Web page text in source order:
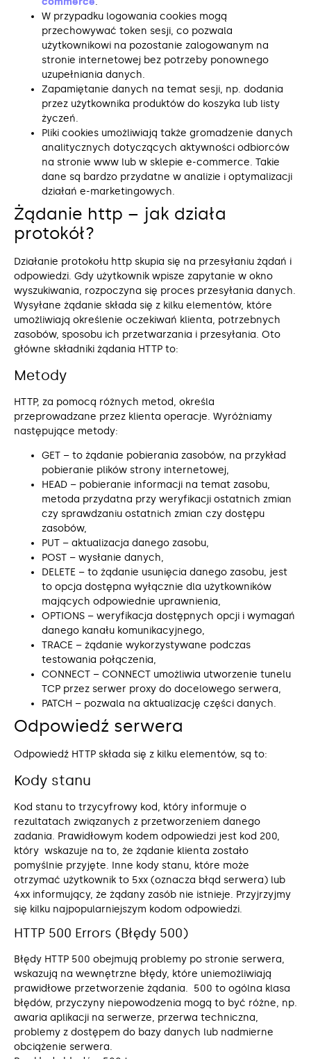
W przypadku logowania cookies mogą
przechowywać token sesji, co pozwala
użytkownikowi na pozostanie zalogowanym na
stronie internetowej bez potrzeby ponownego
uzupełniania danych.
Zapamiętanie danych na temat sesji, np. dodania
przez użytkownika produktów do koszyka lub listy
życzeń.
Pliki cookies umożliwiają także gromadzenie danych
analitycznych dotyczących aktywności odbiorców
na stronie www lub w sklepie e-commerce. Takie
dane są bardzo przydatne w analizie i optymalizacji
działań e-marketingowych.
Żądanie http – jak działa
protokół?
Działanie protokołu http skupia się na przesyłaniu żądań i
odpowiedzi. Gdy użytkownik wpisze zapytanie w okno
wyszukiwania, rozpoczyna się proces przesyłania danych.
Wysyłane żądanie składa się z kilku elementów, które
umożliwiają określenie oczekiwań klienta, potrzebnych
zasobów, sposobu ich przetwarzania i przesyłania. Oto
główne składniki żądania HTTP to:
Metody
HTTP, za pomocą różnych metod, określa
przeprowadzane przez klienta operacje. Wyróżniamy
następujące metody:
GET – to żądanie pobierania zasobów, na przykład
pobieranie plików strony internetowej,
HEAD – pobieranie informacji na temat zasobu,
metoda przydatna przy weryfikacji ostatnich zmian
czy sprawdzaniu ostatnich zmian czy dostępu
zasobów,
PUT – aktualizacja danego zasobu,
POST – wysłanie danych,
DELETE – to żądanie usunięcia danego zasobu, jest
to opcja dostępna wyłącznie dla użytkowników
mających odpowiednie uprawnienia,
OPTIONS – weryfikacja dostępnych opcji i wymagań
danego kanału komunikacyjnego,
TRACE – żądanie wykorzystywane podczas
testowania połączenia,
CONNECT – CONNECT umożliwia utworzenie tunelu
TCP przez serwer proxy do docelowego serwera,
PATCH – pozwala na aktualizację części danych.
Odpowiedź serwera
Odpowiedź HTTP składa się z kilku elementów, są to:
Kody stanu
Kod stanu to trzycyfrowy kod, który informuje o
rezultatach związanych z przetworzeniem danego
zadania. Prawidłowym kodem odpowiedzi jest kod 200,
który wskazuje na to, że żądanie klienta zostało
pomyślnie przyjęte. Inne kody stanu, które może
otrzymać użytkownik to 5xx (oznacza błąd serwera) lub
4xx informujący, że żądany zasób nie istnieje. Przyjrzyjmy
się kilku najpopularniejszym kodom odpowiedzi.
HTTP 500 Errors (Błędy 500)
Błędy HTTP 500 obejmują problemy po stronie serwera,
wskazują na wewnętrzne błędy, które uniemożliwiają
prawidłowe przetworzenie żądania. 500 to ogólna klasa
błędów, przyczyny niepowodzenia mogą to być różne, np.
awaria aplikacji na serwerze, przerwa techniczna,
problemy z dostępem do bazy danych lub nadmierne
obciążenie serwera.